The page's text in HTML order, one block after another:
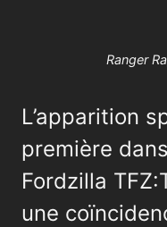
Ranger
L’apparition
première
Fordzilla
une